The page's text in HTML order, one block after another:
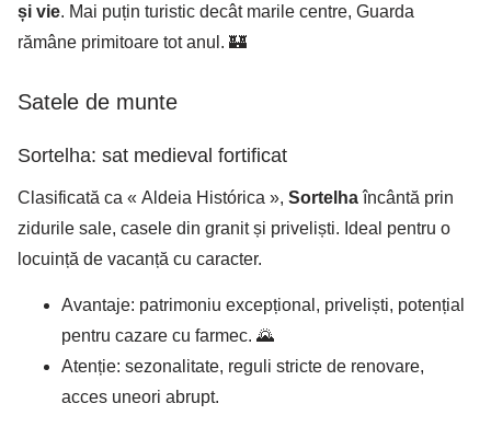
și vie. Mai puțin turistic decât marile centre, Guarda
rămâne primitoare tot anul. 🏰
Satele de munte
Sortelha: sat medieval fortificat
Clasificată ca « Aldeia Histórica », Sortelhaîncântă prin
zidurile sale, casele din granit și priveliști. Ideal pentru o
locuință de vacanță cu caracter.
Avantaje: patrimoniu excepțional, priveliști, potențial
pentru cazare cu farmec. 🌄
Atenție: sezonalitate, reguli stricte de renovare,
acces uneori abrupt.